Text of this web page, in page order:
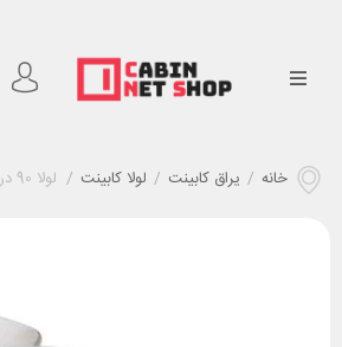
خانه / یراق کابینت / لولا کابینت / لولا 90 درجه پمپی سه بعدی ملونی